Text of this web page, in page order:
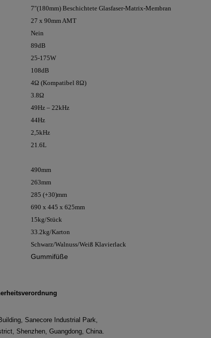
7″(180mm) Beschichtete Glasfaser-Matrix-Membran
27 x 90mm AMT
Nein
89dB
25-175W
108dB
4Ω (Kompatibel 8Ω)
3.8Ω
49Hz – 22kHz
44Hz
2,5kHz
21.6L
490mm
263mm
285 (+30)mm
690 x 445 x 625mm
15kg/Stück
33.2kg/Karton
Schwarz/Walnuss/Weiß Klavierlack
Gummifüße
Sanecore Industrial Park,
Shenzhen, Guangdong, China.